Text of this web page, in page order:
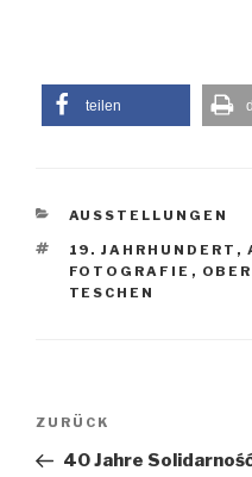
teilen
KATEGORIEN
AUSSTELLUNGEN
SCHLAGWÖRTER
19. JAHRHUNDERT ,
FOTOGRAFIE ,
TESCHEN
Beitragsnavigation
Vorheriger
Beitrag
ZURÜCK
40 Jahre